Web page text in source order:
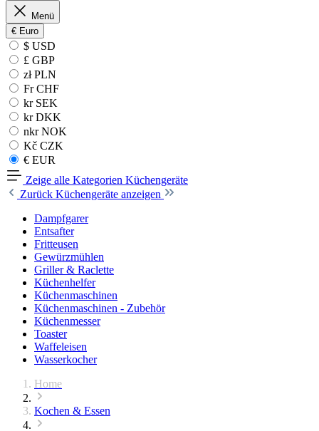
Menü
€ Euro
$ USD
£ GBP
zł PLN
Fr CHF
kr SEK
kr DKK
nkr NOK
Kč CZK
€ EUR
Zeige alle Kategorien Küchengeräte
Zurück Küchengeräte anzeigen
Dampfgarer
Entsafter
Fritteusen
Gewürzmühlen
Griller & Raclette
Küchenhelfer
Küchenmaschinen
Küchenmaschinen - Zubehör
Küchenmesser
Toaster
Waffeleisen
Wasserkocher
Home
Kochen & Essen